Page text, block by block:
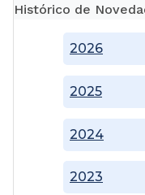
Histórico de
2023
2024
2025
2026